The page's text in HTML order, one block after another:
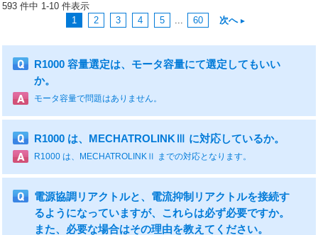
593 件中 1-10 件表示
1
2 3 4 5 ... 60 次へ
R1000 容量選定は、モータ容量にて選定してもいい
か。
モータ容量で問題はありません。
R1000 は、MECHATROLINKⅢ に対応しているか。
R1000 は、MECHATROLINKⅡ までの対応となります。
電源協調リアクトルと、電流抑制リアクトルを接続す
るようになっていますが、これらは必ず必要ですか。
また、必要な場合はその理由を教えてください。